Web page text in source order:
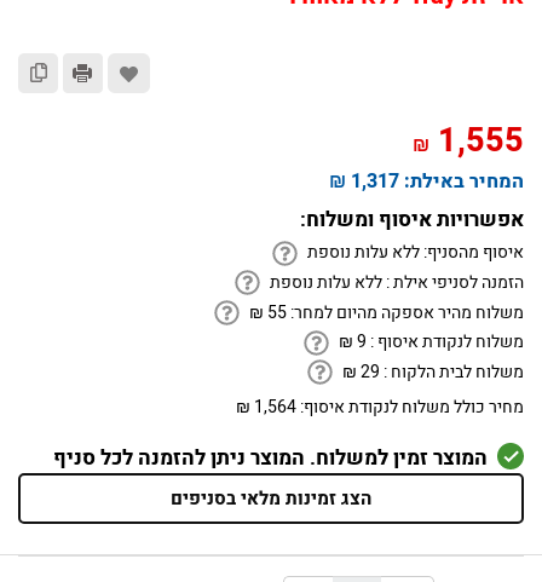
₪
1,555
₪
המחיר באילת: 1,317 ₪
אפשרויות איסוף ומשלוח:
איסוף מהסניף:ללא עלות נוספת
הזמנה לסניפי אילת :ללא עלות נוספת
משלוח מהיר אספקה מהיום למחר:
₪ 55
משלוח לנקודת איסוף :
₪9
משלוח לבית הלקוח :
₪29
מחיר כולל משלוח לנקודת איסוף:1,564 ₪
המוצר זמין למשלוח. המוצר ניתן להזמנה לכל סניף
הצג זמינות מלאי בסניפים